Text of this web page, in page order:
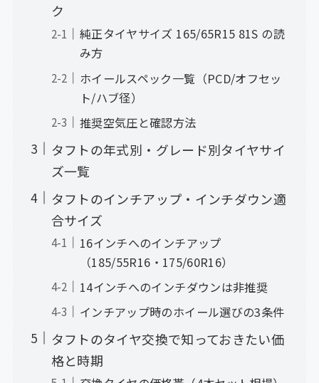
ク
純正タイヤサイズ 165/65R15 81S の読
み方
ホイールスペック一覧（PCD/オフセッ
ト/ハブ径）
推奨空気圧と確認方法
タフトの年式別・グレード別タイヤサイ
ズ一覧
タフトのインチアップ・インチダウン適
合サイズ
16インチへのインチアップ
（185/55R16・175/60R16）
14インチへのインチダウンは非推奨
インチアップ時のホイール選びの3条件
タフトのタイヤ交換で知っておきたい価
格と時期